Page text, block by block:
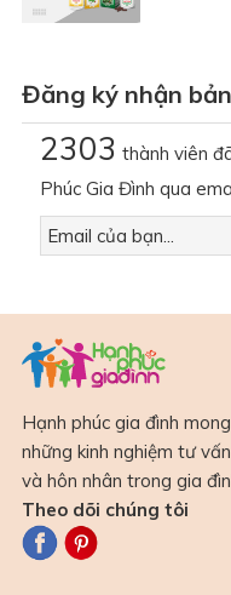
Đăng ký nhận
2303 thành viên
Phúc Gia Đình qua
Hạnh phúc gia đình
những kinh nghiệm tư
và hôn nhân trong gia
Theo dõi chúng tôi